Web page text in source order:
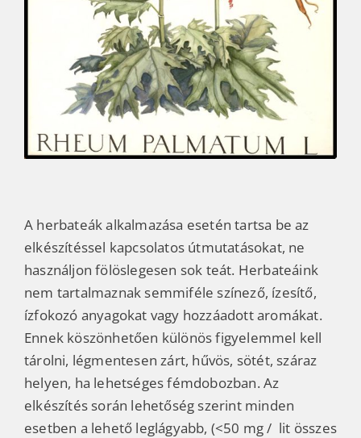
A herbateák alkalmazása esetén tartsa be az
elkészítéssel kapcsolatos útmutatásokat, ne
használjon fölöslegesen sok teát. Herbateáink
nem tartalmaznak semmiféle színező, ízesítő,
ízfokozó anyagokat vagy hozzáadott aromákat.
Ennek köszönhetően különös figyelemmel kell
tárolni, légmentesen zárt, hűvös, sötét, száraz
helyen, ha lehetséges fémdobozban. Az
elkészítés során lehetőség szerint minden
esetben a lehető leglágyabb, (<50 mg / lit összes